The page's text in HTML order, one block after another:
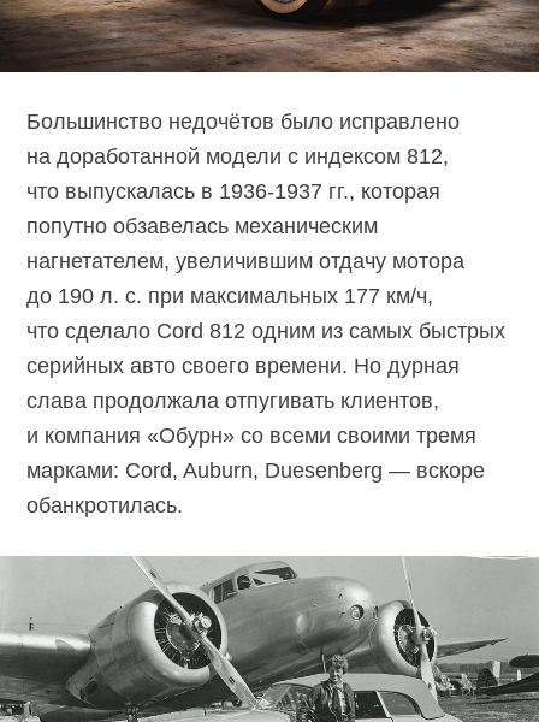
Большинство недочётов было исправлено
на доработанной модели с индексом 812,
что выпускалась в 1936-1937 гг., которая
попутно обзавелась механическим
нагнетателем, увеличившим отдачу мотора
до 190 л. с. при максимальных 177 км/ч,
что сделало Cord 812 одним из самых быстрых
серийных авто своего времени. Но дурная
слава продолжала отпугивать клиентов,
и компания «Обурн» со всеми своими тремя
марками: Cord, Auburn, Duesenberg — вскоре
обанкротилась.